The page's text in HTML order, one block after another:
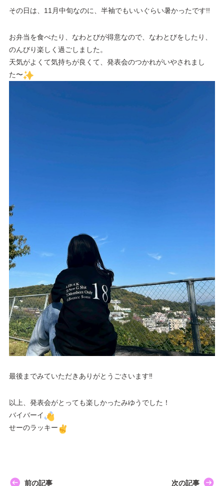
その日は、11月中旬なのに、半袖でもいいぐらい暑かったです!!
お弁当を食べたり、なわとびが得意なので、なわとびをしたり、
のんびり楽しく過ごしました。
天気がよくて気持ちが良くて、発表会のつかれがいやされまし
た〜
最後までみていただきありがとうごさいます‼︎
以上、発表会がとっても楽しかったみゆうでした！
バイバーイ
せーのラッキー
前の記事 次の記事